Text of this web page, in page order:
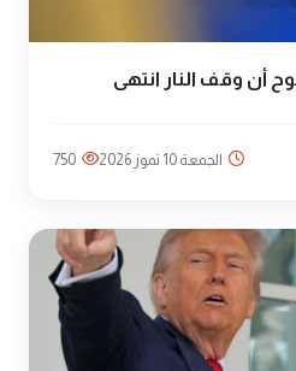
أن وقف النار انتهى
الجمعة 10 تموز 2026 750